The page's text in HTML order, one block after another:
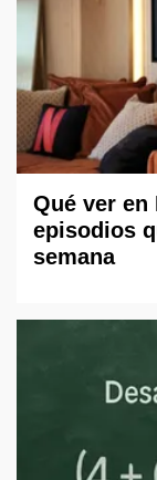
Qué ver
episodios
semana